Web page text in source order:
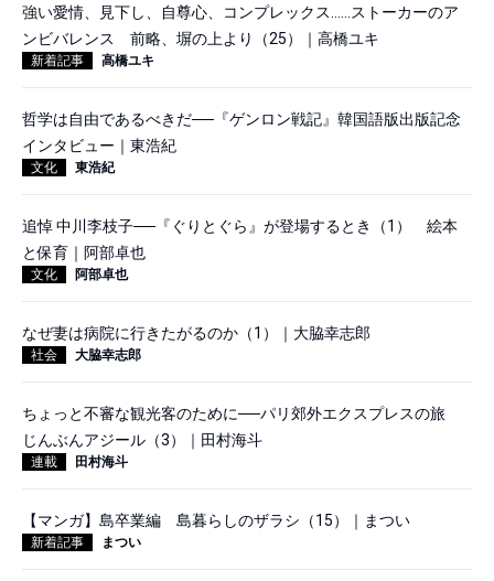
強い愛情、見下し、自尊心、コンプレックス……ストーカーのア
ンビバレンス 前略、塀の上より（25）｜高橋ユキ
新着記事 高橋ユキ
哲学は自由であるべきだ──『ゲンロン戦記』韓国語版出版記念
インタビュー｜東浩紀
文化 東浩紀
追悼 中川李枝子──『ぐりとぐら』が登場するとき（1） 絵本
と保育｜阿部卓也
文化 阿部卓也
なぜ妻は病院に行きたがるのか（1）｜大脇幸志郎
社会 大脇幸志郎
ちょっと不審な観光客のために──パリ郊外エクスプレスの旅
じんぶんアジール（3）｜田村海斗
連載 田村海斗
【マンガ】島卒業編 島暮らしのザラシ（15）｜まつい
新着記事 まつい